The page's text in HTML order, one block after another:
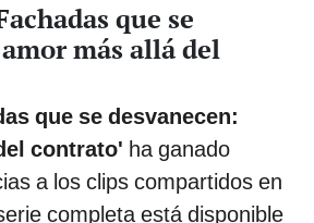
que se
más allá del
que se desvanecen:
contrato' ha ganado
a los clips compartidos en
completa está disponible